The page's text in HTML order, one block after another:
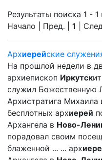
Результаты поиска 1 - 1
Начало | Пред. | 1 |
Архиерейские
На прошлой недели в
архиепископ Иркутск
служил Божественную
Архистратига
бесплотных архиерей
Архангела в Ново-
порадовал своим
блаженной ... ... арх